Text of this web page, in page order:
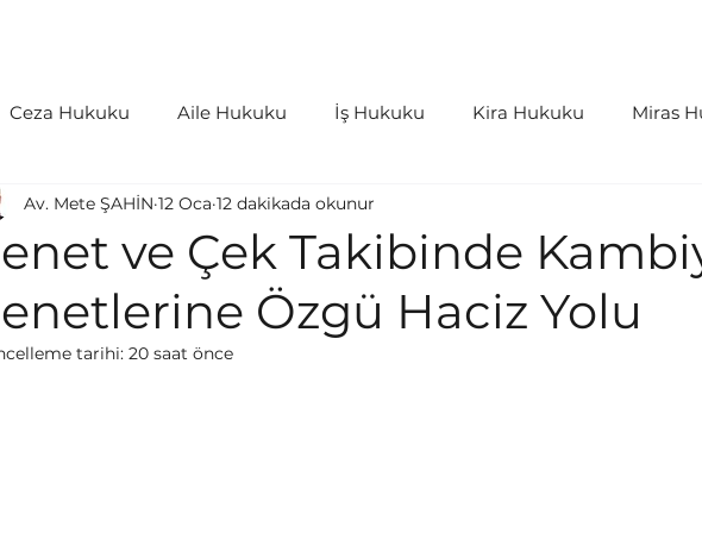
Ceza Hukuku Aile Hukuku İş Hukuku Kira Hukuku Miras
İcra/İflas Hukuku Kişiler Hukuku
Yargılama Giderleri ve Harçlar Tazminat Hukuku Medeni Usul
ve Çek Takibinde
Özgü Haciz Yolu
Av. Mete ŞAHİN 12 Oca 12 dakikada okunur
tarihi: 20 saat önce